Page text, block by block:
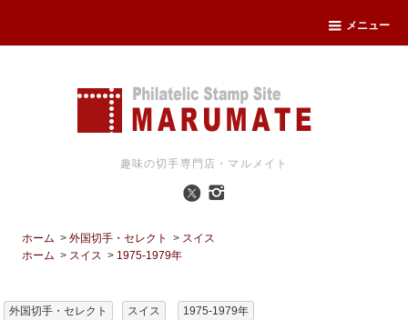
メニュー
趣味の切手専門店・マルメイト
ホーム >外国切手・セレクト > スイス
ホーム > スイス > 1975-1979年
外国切手・セレクト スイス 1975-1979年